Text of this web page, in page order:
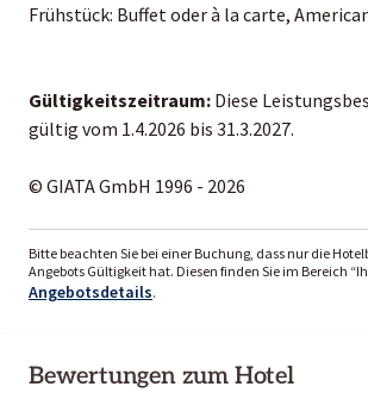
Frühstück: Buffet oder à la carte,
Gültigkeitszeitraum: Diese
gültig vom 1.4.2026 bis 31.3.2027.
© GIATA GmbH 1996 - 2026
Bitte beachten Sie bei einer Buchung, dass nur die
Angebots Gültigkeit hat. Diesen finden Sie im Bereich
Angebotsdetails.
Bewertungen zum Hotel